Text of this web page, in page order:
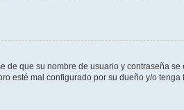
de que su nombre de usuario y contraseña
esté mal configurado por su dueño y/o